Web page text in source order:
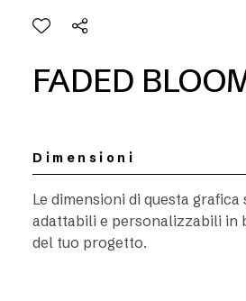
FADED
Dimensioni
Le dimensioni di questa
adattabili e personalizzabili in
del tuo progetto.